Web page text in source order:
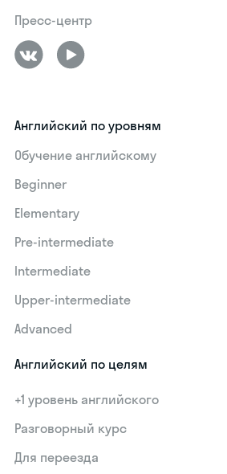
Пресс-центр
Английский по уровням
Обучение английскому
Beginner
Elementary
Pre-intermediate
Intermediate
Upper-intermediate
Advanced
Английский по целям
+1 уровень английского
Разговорный курс
Для переезда